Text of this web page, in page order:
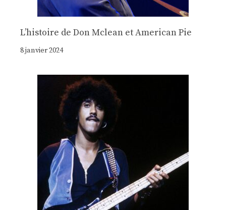
Lʼhistoire de Don Mclean et American Pie
8 janvier 2024